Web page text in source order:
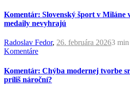
Komentár: Slovenský šport v Miláne
medaily nevyhrajú
Radoslav Fedor, 26. februára 20263 min
Komentáre
Komentár: Chýba modernej tvorbe
príliš nároční?